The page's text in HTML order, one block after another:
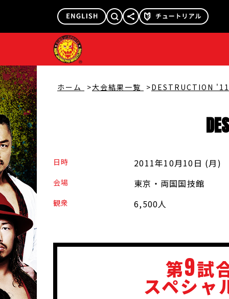
ホーム 大会結果一覧 DESTRUCTION '11
日時 2011年10月10日 (月)
会場 東京・両国国技館
観衆 6,500人
第9試
スペシャ